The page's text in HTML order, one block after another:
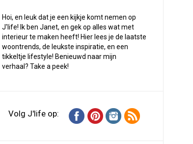
Hoi, en leuk dat je een kijkje komt nemen op
J'life! Ik ben Janet, en gek op alles wat met
interieur te maken heeft! Hier lees je de laatste
woontrends, de leukste inspiratie, en een
tikkeltje lifestyle! Benieuwd naar mijn
verhaal? Take a peek!
Volg J'life op: